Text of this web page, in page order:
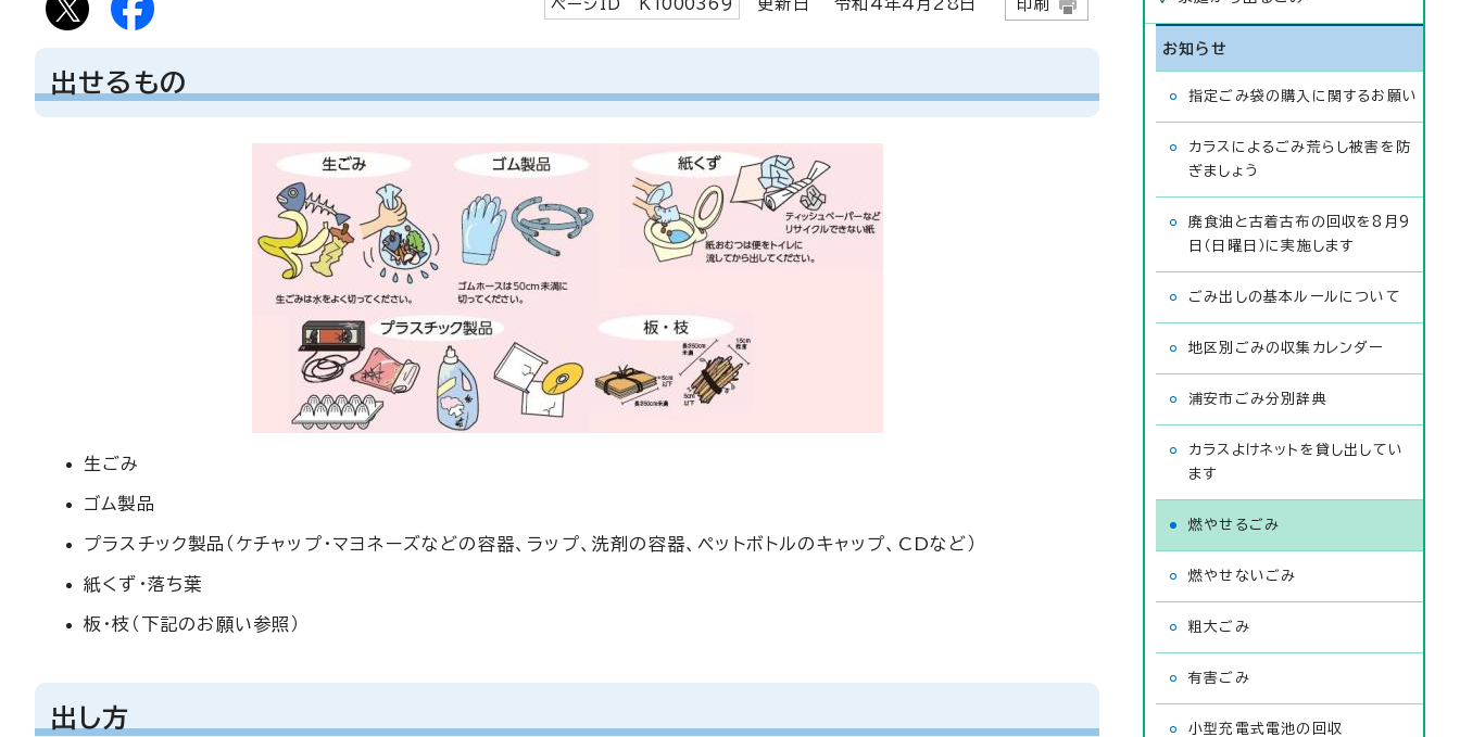
ページID K 1000369 更新日 令和4年4月 28 日 印刷
出せるもの
生ごみ
ゴム製品
プラスチック製品（ケチャップ・マヨネーズなどの容器、ラップ、洗剤の容器、ペットボトルのキャップ、CDなど）
紙くず・落ち葉
板・枝（下記のお願い参照）
出し方
お知らせ
指定ごみ袋の購入に関するお願い
カラスによるごみ荒らし被害を防
ぎましょう
廃食油と古着古布の回収を8月9
日（日曜日）に実施します
ごみ出しの基本ルールについて
地区別ごみの収集カレンダー
浦安市ごみ分別辞典
カラスよけネットを貸し出してい
ます
燃やせるごみ
燃やせないごみ
粗大ごみ
有害ごみ
小型充電式電池の回収